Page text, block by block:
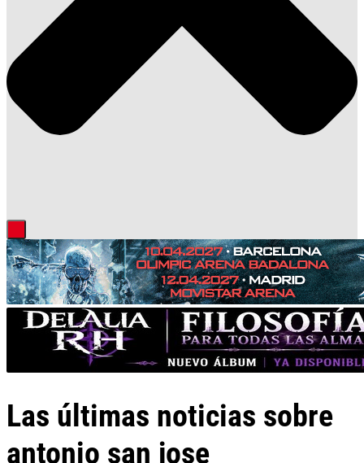
Las últimas noticias sobre
antonio san jose